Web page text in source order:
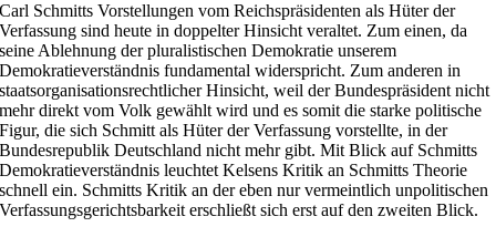
Carl Schmitts Vorstellungen vom Reichspräsidenten als Hüter der
Verfassung sind heute in doppelter Hinsicht veraltet. Zum einen, da
seine Ablehnung der pluralistischen Demokratie unserem
Demokratieverständnis fundamental widerspricht. Zum anderen in
staatsorganisationsrechtlicher Hinsicht, weil der Bundespräsident nicht
mehr direkt vom Volk gewählt wird und es somit die starke politische
Figur, die sich Schmitt als Hüter der Verfassung vorstellte, in der
Bundesrepublik Deutschland nicht mehr gibt. Mit Blick auf Schmitts
Demokratieverständnis leuchtet Kelsens Kritik an Schmitts Theorie
schnell ein. Schmitts Kritik an der eben nur vermeintlich unpolitischen
Verfassungsgerichtsbarkeit erschließt sich erst auf den zweiten Blick.